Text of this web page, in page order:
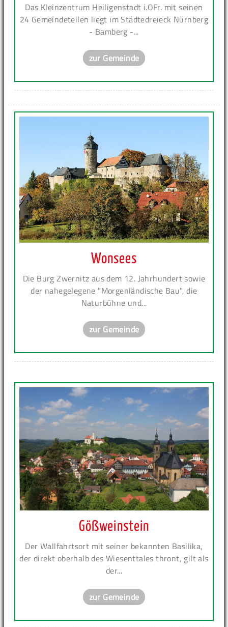
Das Kleinzentrum Heiligenstadt i.OFr. mit seinen
24 Gemeindeteilen liegt im Städtedreieck Nürnberg
- Bamberg -...
zur Gemeinde
Wonsees
Die Burg Zwernitz aus dem 12. Jahrhundert sowie
der nahegelegene "Morgenländische Bau", die
Naturbühne und...
zur Gemeinde
Gößweinstein
Der Wallfahrtsort mit seiner bekannten Basilika,
der direkt oberhalb des Wiesenttales thront, gilt als
der...
zur Gemeinde